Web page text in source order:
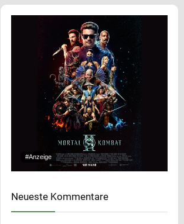
#Anzeige
Neueste Kommentare